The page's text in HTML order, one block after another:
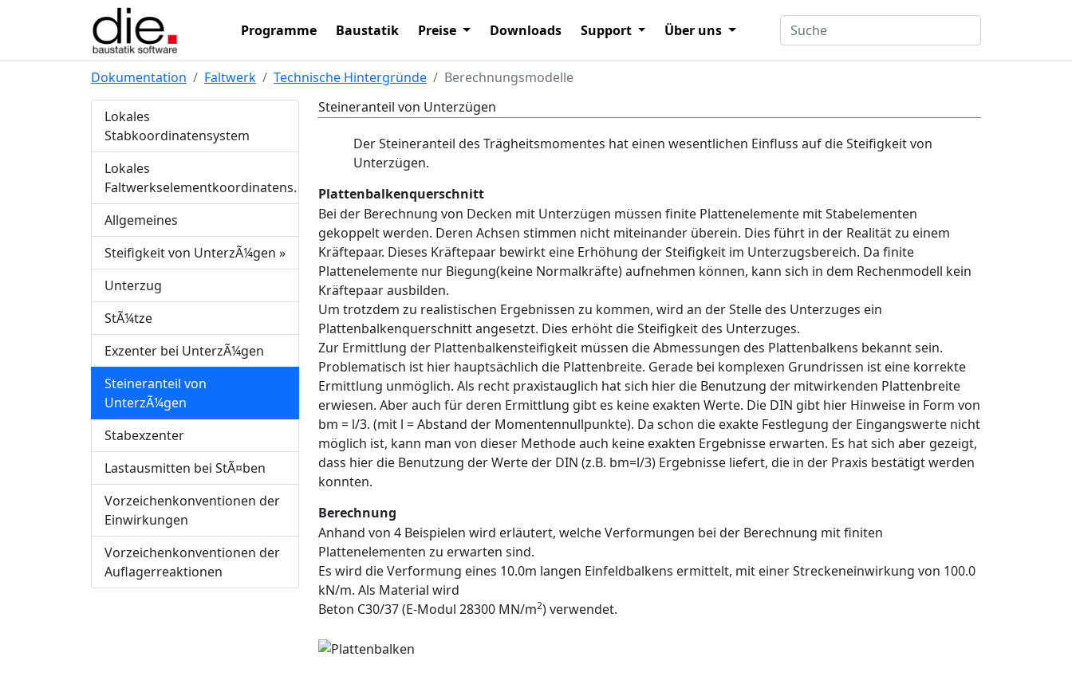
Programme Baustatik Preise Downloads Support Über uns
Dokumentation Faltwerk Technische Hintergründe Berechnungsmodelle
Lokales
Stabkoordinatensystem
Lokales
Faltwerkselementkoordinatens.
Allgemeines
Steifigkeit von UnterzÃ¼gen »
Unterzug
StÃ¼tze
Exzenter bei UnterzÃ¼gen
Steineranteil von
UnterzÃ¼gen
Stabexzenter
Lastausmitten bei StÃ¤ben
Vorzeichenkonventionen der
Einwirkungen
Vorzeichenkonventionen der
Auflagerreaktionen
Steineranteil von Unterzügen
Der Steineranteil des Trägheitsmomentes hat einen wesentlichen Einfluss auf die Steifigkeit von
Unterzügen.
Plattenbalkenquerschnitt
Bei der Berechnung von Decken mit Unterzügen müssen finite Plattenelemente mit Stabelementen
gekoppelt werden. Deren Achsen stimmen nicht miteinander überein. Dies führt in der Realität zu einem
Kräftepaar. Dieses Kräftepaar bewirkt eine Erhöhung der Steifigkeit im Unterzugsbereich. Da finite
Plattenelemente nur Biegung(keine Normalkräfte) aufnehmen können, kann sich in dem Rechenmodell kein
Kräftepaar ausbilden.
Um trotzdem zu realistischen Ergebnissen zu kommen, wird an der Stelle des Unterzuges ein
Plattenbalkenquerschnitt angesetzt. Dies erhöht die Steifigkeit des Unterzuges.
Zur Ermittlung der Plattenbalkensteifigkeit müssen die Abmessungen des Plattenbalkens bekannt sein.
Problematisch ist hier hauptsächlich die Plattenbreite. Gerade bei komplexen Grundrissen ist eine korrekte
Ermittlung unmöglich. Als recht praxistauglich hat sich hier die Benutzung der mitwirkenden Plattenbreite
erwiesen. Aber auch für deren Ermittlung gibt es keine exakten Werte. Die DIN gibt hier Hinweise in Form von
bm = l/3. (mit l = Abstand der Momentennullpunkte). Da schon die exakte Festlegung der Eingangswerte nicht
möglich ist, kann man von dieser Methode auch keine exakten Ergebnisse erwarten. Es hat sich aber gezeigt,
dass hier die Benutzung der Werte der DIN (z.B. bm=l/3) Ergebnisse liefert, die in der Praxis bestätigt werden
konnten.
Berechnung
Anhand von 4 Beispielen wird erläutert, welche Verformungen bei der Berechnung mit finiten
Plattenelementen zu erwarten sind.
Es wird die Verformung eines 10.0m langen Einfeldbalkens ermittelt, mit einer Streckeneinwirkung von 100.0
kN/m. Als Material wird
Beton C30/37 (E-Modul 28300 MN/m2) verwendet.